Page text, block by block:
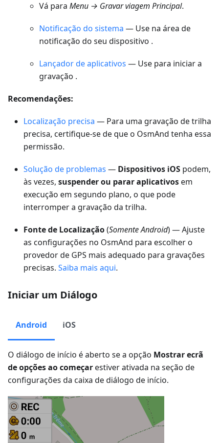
Vá para Menu → Gravar viagem Principal.
Notificação do sistema — Use na área de
notificação do seu dispositivo .
Lançador de aplicativos — Use para iniciar a
gravação .
Recomendações:
Localização precisa — Para uma gravação de trilha
precisa, certifique-se de que o OsmAnd tenha essa
permissão.
Solução de problemas — Dispositivos iOS podem,
às vezes, suspender ou parar aplicativosem
execução em segundo plano, o que pode
interromper a gravação da trilha.
Fonte de Localização(Somente Android) — Ajuste
as configurações no OsmAnd para escolher o
provedor de GPS mais adequado para gravações
precisas. Saiba mais aqui.
Iniciar um Diálogo
Android iOS
O diálogo de início é aberto se a opção Mostrar ecrã
de opções ao começarestiver ativada na seção de
configurações da caixa de diálogo de início.